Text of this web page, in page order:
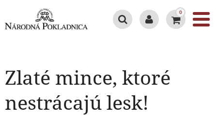
0
Zlaté mince, ktoré
nestrácajú lesk!